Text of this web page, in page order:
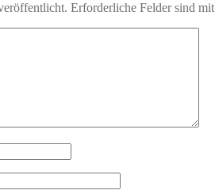
Erforderliche Felder sind mit